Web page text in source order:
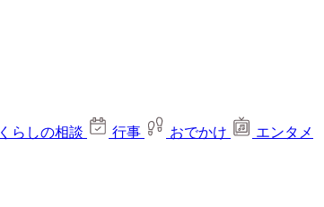
くらしの相談 行事 おでかけ
エンタメ